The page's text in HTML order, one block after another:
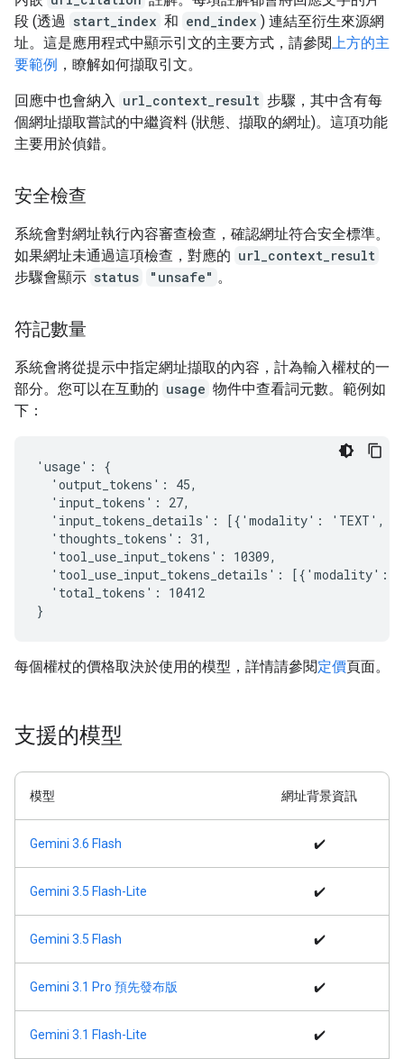
段 (透過 start_index 和 end_index ) 連結至衍生來源網
址。這是應用程式中顯示引文的主要方式，請參閱上方的主
要範例 ，瞭解如何擷取引文。
回應中也會納入 url_context_result 步驟，其中含有每
個網址擷取嘗試的中繼資料 (狀態、擷取的網址)。這項功能
主要用於偵錯。
安全檢查
系統會對網址執行內容審查檢查，確認網址符合安全標準。
如果網址未通過這項檢查，對應的 url_context_result
步驟會顯示 status "unsafe" 。
符記數量
系統會將從提示中指定網址擷取的內容，計為輸入權杖的一
部分。您可以在互動的 usage 物件中查看詞元數。範例如
下：
'usage': {
  'output_tokens': 45,
  'input_tokens': 27,
'input_tokens_details': [{'modality': 'TEXT',
  'thoughts_tokens': 31,
  'tool_use_input_tokens': 10309,
'tool_use_input_tokens_details': [{'modality':
  'total_tokens': 10412
每個權杖的價格取決於使用的模型，詳情請參閱定價頁面。
支援的模型
模型 網址背景資訊
Gemini 3.6 Flash ✔️
Gemini 3.5 Flash-Lite ✔️
Gemini 3.5 Flash ✔️
Gemini 3.1 Pro 預先發布版 ✔️
Gemini 3.1 Flash-Lite ✔️